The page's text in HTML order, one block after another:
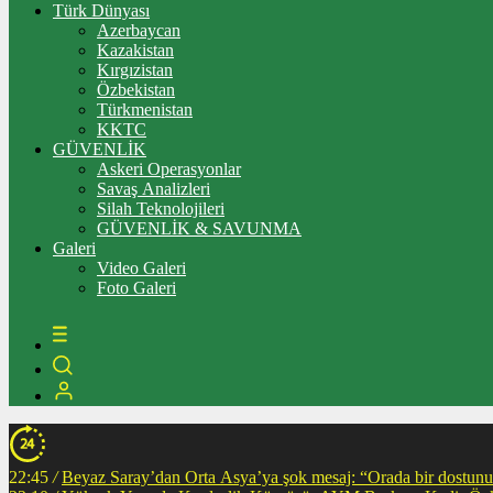
Türk Dünyası
Azerbaycan
Kazakistan
Kırgızistan
Özbekistan
Türkmenistan
KKTC
GÜVENLİK
Askeri Operasyonlar
Savaş Analizleri
Silah Teknolojileri
GÜVENLİK & SAVUNMA
Galeri
Video Galeri
Foto Galeri
22:45 / Beyaz Saray’dan Orta Asya’ya şok mesaj: “Orada bir